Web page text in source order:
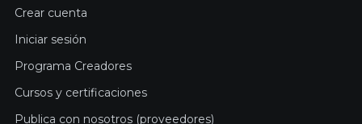
Crear cuenta
Iniciar sesión
Programa Creadores
Cursos y certificaciones
Publica con nosotros (proveedores)